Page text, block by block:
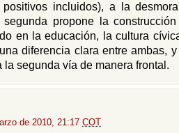
positivos incluidos), a la
segunda propone la
en la educación, la cultura
diferencia clara entre ambas,
la segunda vía de manera frontal.
de 2010, 21:17 COT